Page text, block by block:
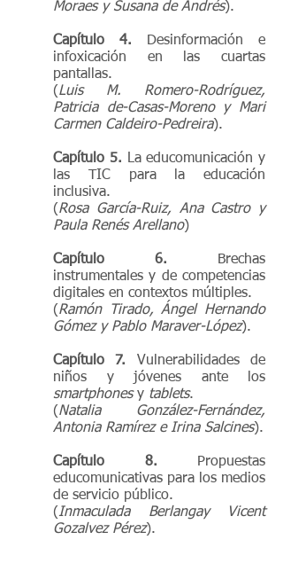
Moraes y Susana de Andrés).
Capítulo 4.
Desinformación e
infoxicación en las cuartas
pantallas.
(Luis M. Romero-Rodríguez,
Patricia de-Casas-Moreno y Mari
Carmen Caldeiro-Pedreira).
Capítulo 5. La educomunicación y
las TIC para la educación
inclusiva.
(Rosa García-Ruiz, Ana Castro y
Paula Renés Arellano)
Capítulo 6. Brechas
instrumentales y de competencias
digitales en contextos múltiples.
(Ramón Tirado, Ángel Hernando
Gómez y Pablo Maraver-López).
Capítulo 7. Vulnerabilidades de
niños y jóvenes ante los
smartphonesy tablets.
(Natalia González-Fernández,
Antonia Ramírez e Irina Salcines).
Capítulo 8. Propuestas
educomunicativas para los medios
de servicio público.
(Inmaculada Berlangay Vicent
Gozalvez Pérez).